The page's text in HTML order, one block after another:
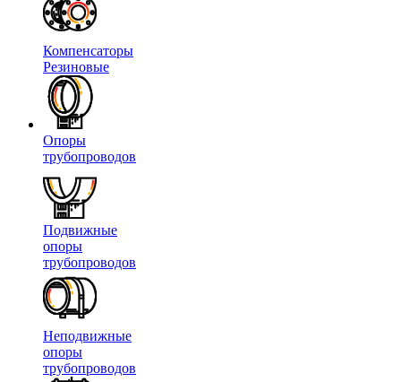
Компенсаторы
Резиновые
Опоры
трубопроводов
Подвижные
опоры
трубопроводов
Неподвижные
опоры
трубопроводов